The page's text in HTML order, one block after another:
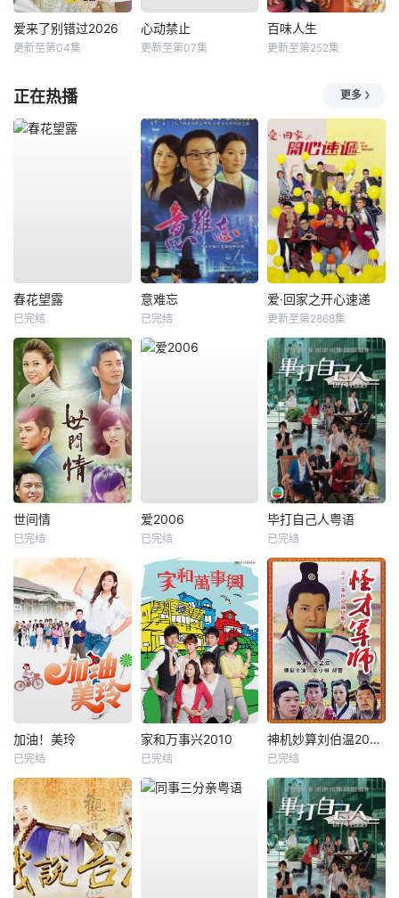
爱来了别错过2026
更新至第04集
心动禁止
更新至第07集
百味人生
更新至第252集
正在热播 更多
春花望露
已完结
意难忘
已完结
爱·回家之开心速递
更新至第2868集
世间情
已完结
爱2006
已完结
毕打自己人粤语
已完结
加油！美玲
已完结
家和万事兴2010
已完结
神机妙算刘伯温2006
已完结